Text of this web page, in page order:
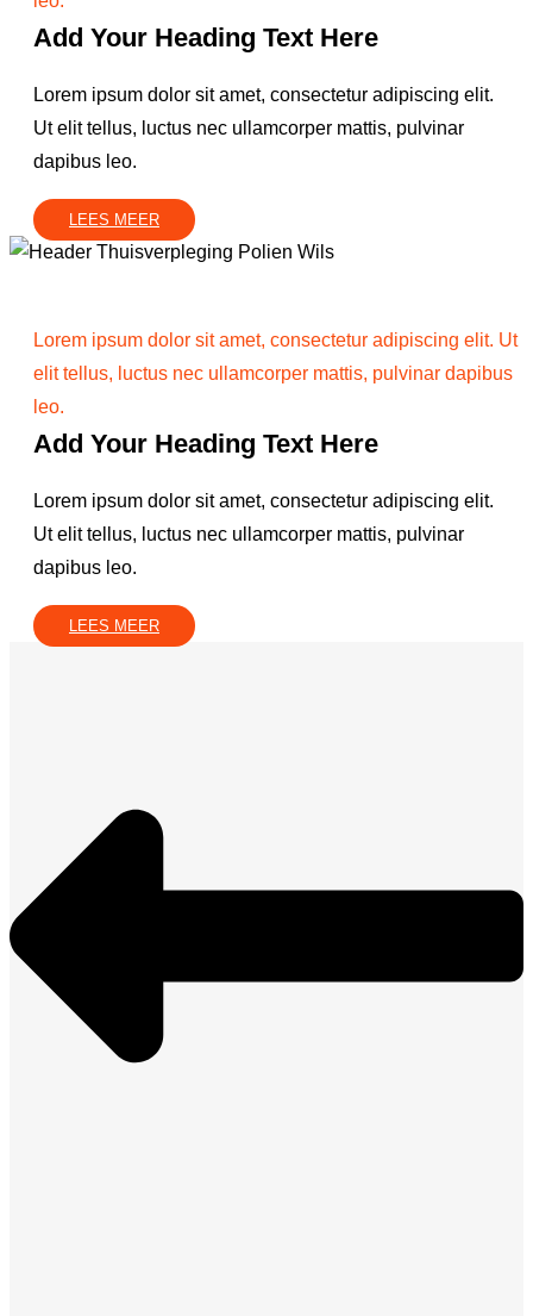
Add Your Heading Text Here
Lorem ipsum dolor sit amet, consectetur adipiscing elit.
Ut elit tellus, luctus nec ullamcorper mattis, pulvinar
dapibus leo.
LEES MEER
Lorem ipsum dolor sit amet, consectetur adipiscing elit. Ut
elit tellus, luctus nec ullamcorper mattis, pulvinar dapibus
leo.
Add Your Heading Text Here
Lorem ipsum dolor sit amet, consectetur adipiscing elit.
Ut elit tellus, luctus nec ullamcorper mattis, pulvinar
dapibus leo.
LEES MEER